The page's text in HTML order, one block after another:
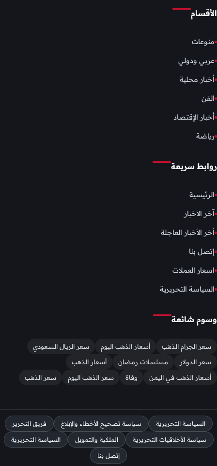
الأقسام
منوعات
عربي ودولي
أخبار محلية
الفن
أخبار الإقتصاد
رياضة
روابط سريعة
الرئيسية
آخر الأخبار
أخر الأخبار العاجلة
إتصل بنا
اسعار العملات
السياسة التحريرية
وسوم شائعة
سعر الجرام الذهب أسعار الذهب اليوم
سعر الريال السعودي
سعر الدولار
مسلسلات رمضان
أسعار الذهب
أسعار الذهب في اليمن
وفاة سعر الذهب اليوم سعر الذهب
السياسة التحريرية سياسة تصحيح الأخطاء والإبلاغ فريق التحرير
سياسة الأخلاقيات التحريرية الملكية والتمويل السياسة التحريرية
إتصل بنا